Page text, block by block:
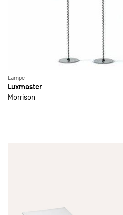
Lampe
Luxmaster
Morrison